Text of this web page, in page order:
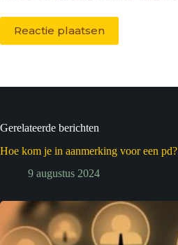
Reactie plaatsen
Gerelateerde berichten
Hoe kom je in aanmerking voor een pd?
9 augustus 2024